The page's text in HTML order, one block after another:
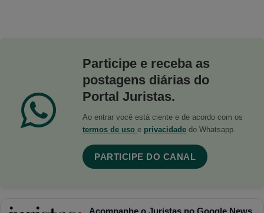
Participe e receba as
postagens diárias do
Portal Juristas.
Ao entrar você está ciente e de acordo com os
termos de uso e privacidade do Whatsapp.
PARTICIPE DO CANAL
Acompanhe o Juristas no Google News